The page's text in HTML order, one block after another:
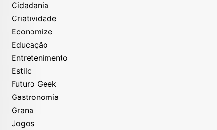
Cidadania
Criatividade
Economize
Educação
Entretenimento
Estilo
Futuro Geek
Gastronomia
Grana
Jogos